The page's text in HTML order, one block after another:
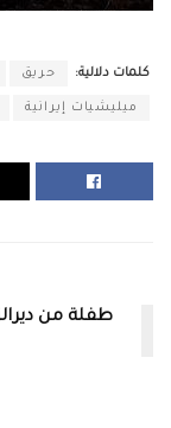
كلمات دلالية: حريق
ميليشيات إيرانية
طفلة من